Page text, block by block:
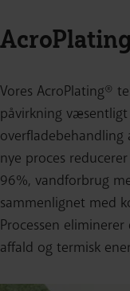
Vores AcroPlating®
påvirkning
overfladebehandling
nye proces
96%, vandforbrug
sammenlignet med
Processen
affald og termisk